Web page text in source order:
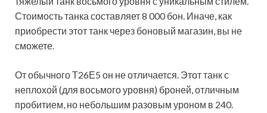
Стоимость танка составляет 8 000 бон. Иначе, как
приобрести этот танк через боновый магазин, вы не
сможете.
От обычного Т26Е5 он не отличается. Этот танк с
неплохой (для восьмого уровня) броней, отличным
пробитием, но небольшим разовым уроном в 240.